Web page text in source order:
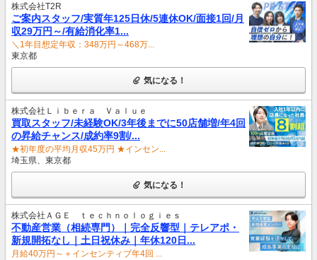
株式会社T2R
ご案内スタッフ/実質年125日休/5連休OK/面接1回/月
収29万円～/有給消化率1...
＼1年目想定年収：348万円～468万...
東京都
気になる！
株式会社Ｌｉｂｅｒａ Ｖａｌｕｅ
買取スタッフ/未経験OK/3年後までに50店舗増/年4回
の昇給チャンス/成約率9割/...
★初年度の平均月収45万円 ★インセン...
埼玉県、東京都
気になる！
株式会社ＡＧＥ ｔｅｃｈｎｏｌｏｇｉｅｓ
不動産営業（相続専門）｜完全反響型｜テレアポ・
新規開拓なし｜土日祝休み｜年休120日...
月給40万円～＋インセンティブ年4回 ...